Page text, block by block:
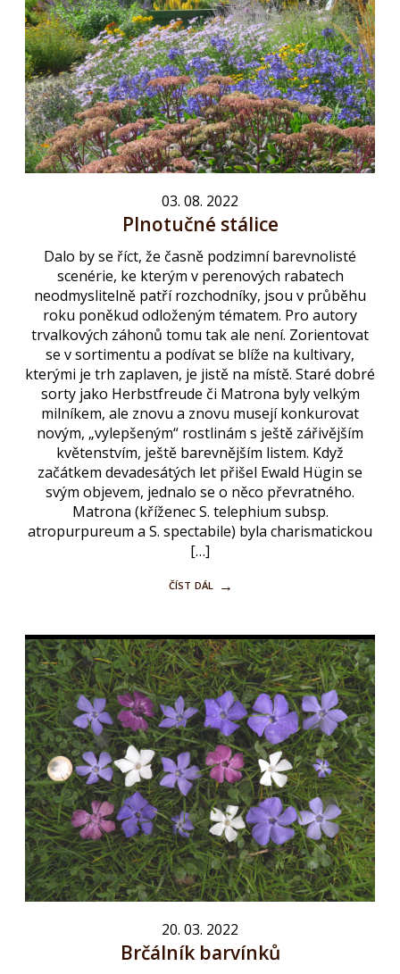
03. 08. 2022
Plnotučné stálice
Dalo by se říct, že časně podzimní barevnolisté
scenérie, ke kterým v perenových rabatech
neodmyslitelně patří rozchodníky, jsou v průběhu
roku poněkud odloženým tématem. Pro autory
trvalkových záhonů tomu tak ale není. Zorientovat
se v sortimentu a podívat se blíže na kultivary,
kterými je trh zaplaven, je jistě na místě. Staré dobré
sorty jako Herbstfreude či Matrona byly velkým
milníkem, ale znovu a znovu musejí konkurovat
novým, „vylepšeným“ rostlinám s ještě zářivějším
květenstvím, ještě barevnějším listem. Když
začátkem devadesátých let přišel Ewald Hügin se
svým objevem, jednalo se o něco převratného.
Matrona (kříženec S. telephium subsp.
atropurpureum a S. spectabile) byla charismatickou
[…]
číst dál
20. 03. 2022
Brčálník barvínků